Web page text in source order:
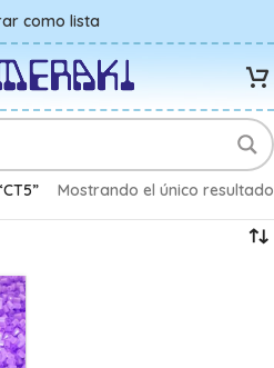
como lista
Mostrando el único resultado